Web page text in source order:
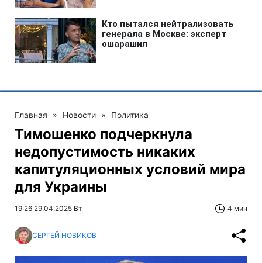
Главная » Новости » Политика
Тимошенко подчеркнула
недопустимость никаких
капитуляционных условий мира
для Украины
19:26 29.04.2025 Вт 4 мин
СЕРГЕЙ НОВИКОВ